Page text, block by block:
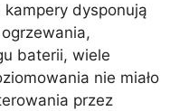
dysponują
baterii, wiele
nie miało
przez